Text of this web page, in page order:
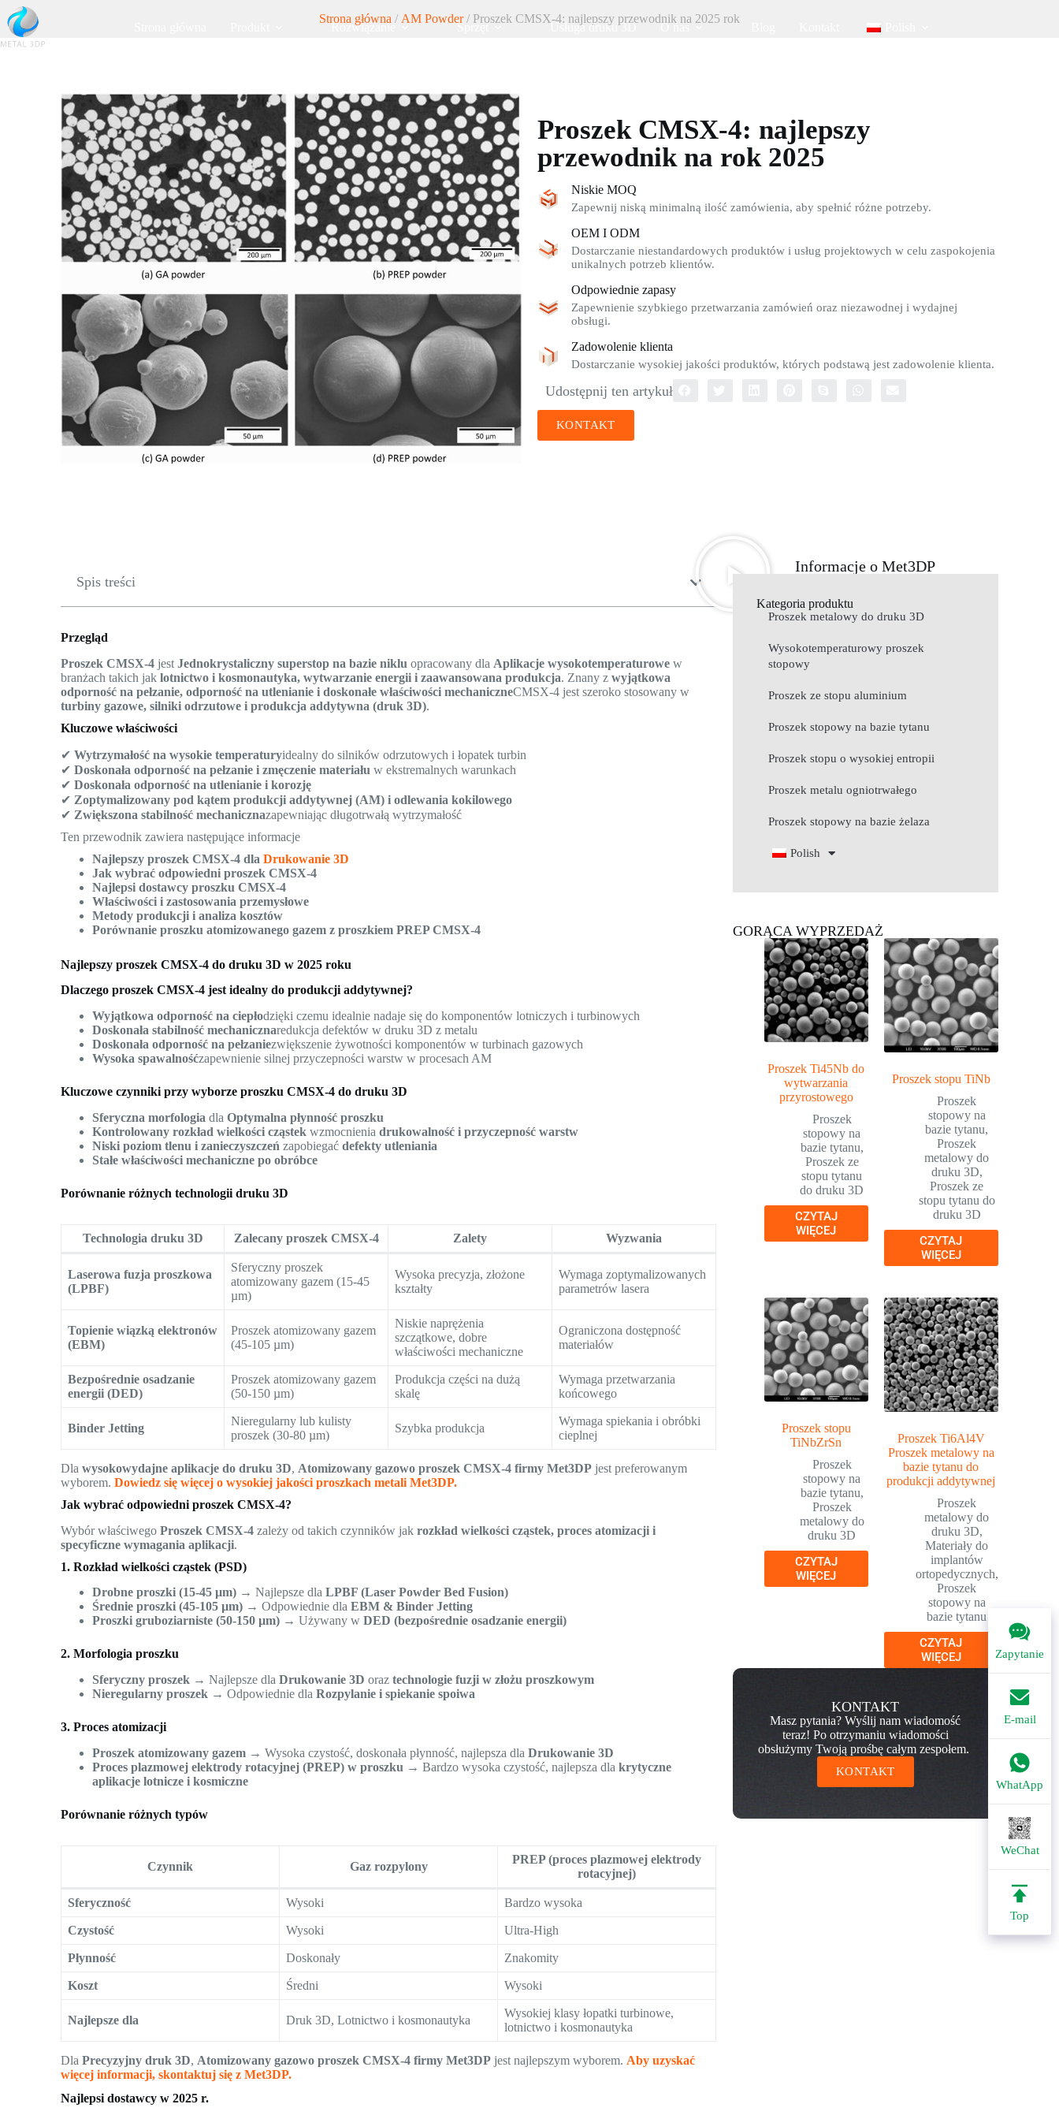
Rozwiązanie Sprzęt Usługa druku 3D O nas
Zapytanie
E-mail
WhatApp
WeChat
Top
Strona główna / AM Powder/ Proszek CMSX-4: najlepszy przewodnik na 2025 rok
Proszek CMSX-4: najlepszy
przewodnik na rok 2025
Niskie MOQ
Zapewnij niską minimalną ilość zamówienia, aby spełnić różne potrzeby.
OEM I ODM
Dostarczanie niestandardowych produktów i usług projektowych w celu zaspokojenia
unikalnych potrzeb klientów.
Odpowiednie zapasy
Zapewnienie szybkiego przetwarzania zamówień oraz niezawodnej i wydajnej
obsługi.
Zadowolenie klienta
Dostarczanie wysokiej jakości produktów, których podstawą jest zadowolenie klienta.
Udostępnij ten artykuł
KONTAKT
Spis treści
Przegląd
Proszek CMSX-4 jestJednokrystaliczny superstop na bazie niklu opracowany dla Aplikacje wysokotemperaturowe w
branżach takich jaklotnictwo i kosmonautyka, wytwarzanie energii i zaawansowana produkcja. Znany zwyjątkowa
odporność na pełzanie, odporność na utlenianie i doskonałe właściwości mechaniczneCMSX-4 jest szeroko stosowany w
turbiny gazowe, silniki odrzutowe i produkcja addytywna (druk 3D).
Kluczowe właściwości
✔Wytrzymałość na wysokie temperaturyidealny do silników odrzutowych i łopatek turbin
✔Doskonała odporność na pełzanie i zmęczenie materiału w ekstremalnych warunkach
✔Doskonała odporność na utlenianie i korozję
✔ Zoptymalizowany pod kątem produkcji addytywnej (AM) i odlewania kokilowego
✔ Zwiększona stabilność mechanicznazapewniając długotrwałą wytrzymałość
Ten przewodnik zawiera następujące informacje
Najlepszy proszek CMSX-4 dlaDrukowanie 3D
Jak wybrać odpowiedni proszek CMSX-4
Najlepsi dostawcy proszku CMSX-4
Właściwości i zastosowania przemysłowe
Metody produkcji i analiza kosztów
Porównanie proszku atomizowanego gazem z proszkiem PREP CMSX-4
Najlepszy proszek CMSX-4 do druku 3D w 2025 roku
Dlaczego proszek CMSX-4 jest idealny do produkcji addytywnej?
Wyjątkowa odporność na ciepłodzięki czemu idealnie nadaje się do komponentów lotniczych i turbinowych
Doskonała stabilność mechanicznaredukcja defektów w druku 3D z metalu
Doskonała odporność na pełzaniezwiększenie żywotności komponentów w turbinach gazowych
Wysoka spawalnośćzapewnienie silnej przyczepności warstw w procesach AM
Kluczowe czynniki przy wyborze proszku CMSX-4 do druku 3D
Sferyczna morfologia dlaOptymalna płynność proszku
Kontrolowany rozkład wielkości cząstek wzmocnieniadrukowalność i przyczepność warstw
Niski poziom tlenu i zanieczyszczeń zapobiegaćdefekty utleniania
Stałe właściwości mechaniczne po obróbce
Porównanie różnych technologii druku 3D
Technologia druku 3D Zalecany proszek CMSX-4 Zalety Wyzwania
Laserowa fuzja proszkowa
(LPBF)
Sferyczny proszek
atomizowany gazem (15-45
µm)
Wysoka precyzja, złożone
kształty
Wymaga zoptymalizowanych
parametrów lasera
Topienie wiązką elektronów
(EBM)
Proszek atomizowany gazem
(45-105 µm)
Niskie naprężenia
szczątkowe, dobre
właściwości mechaniczne
Ograniczona dostępność
materiałów
Bezpośrednie osadzanie
energii (DED)
Proszek atomizowany gazem
(50-150 µm)
Produkcja części na dużą
skalę
Wymaga przetwarzania
końcowego
Binder Jetting
Nieregularny lub kulisty
proszek (30-80 µm)
Szybka produkcja
Wymaga spiekania i obróbki
cieplnej
Dlawysokowydajne aplikacje do druku 3D, Atomizowany gazowo proszek CMSX-4 firmy Met3DP jest preferowanym
wyborem.Dowiedz się więcej o wysokiej jakości proszkach metali Met3DP.
Jak wybrać odpowiedni proszek CMSX-4?
Wybór właściwegoProszek CMSX-4 zależy od takich czynników jakrozkład wielkości cząstek, proces atomizacji i
specyficzne wymagania aplikacji.
1. Rozkład wielkości cząstek (PSD)
Drobne proszki (15-45 µm) → Najlepsze dlaLPBF (Laser Powder Bed Fusion)
Średnie proszki (45-105 µm) → Odpowiednie dlaEBM & Binder Jetting
Proszki gruboziarniste (50-150 µm) → Używany wDED (bezpośrednie osadzanie energii)
2. Morfologia proszku
Sferyczny proszek → Najlepsze dlaDrukowanie 3D oraztechnologie fuzji w złożu proszkowym
Nieregularny proszek → Odpowiednie dlaRozpylanie i spiekanie spoiwa
3. Proces atomizacji
Proszek atomizowany gazem → Wysoka czystość, doskonała płynność, najlepsza dlaDrukowanie 3D
Proces plazmowej elektrody rotacyjnej (PREP) w proszku → Bardzo wysoka czystość, najlepsza dlakrytyczne
aplikacje lotnicze i kosmiczne
Porównanie różnych typów
Czynnik Gaz rozpylony
PREP (proces plazmowej elektrody
rotacyjnej)
Sferyczność Wysoki Bardzo wysoka
Czystość Wysoki Ultra-High
Płynność Doskonały Znakomity
Koszt Średni Wysoki
Najlepsze dla Druk 3D, Lotnictwo i kosmonautyka
Wysokiej klasy łopatki turbinowe,
lotnictwo i kosmonautyka
DlaPrecyzyjny druk 3D, Atomizowany gazowo proszek CMSX-4 firmy Met3DP jest najlepszym wyborem. Aby uzyskać
więcej informacji, skontaktuj się z Met3DP.
Najlepsi dostawcy w 2025 r.
Informacje o Met3DP
Kategoria produktu
Proszek metalowy do druku 3D
Wysokotemperaturowy proszek
stopowy
Proszek ze stopu aluminium
Proszek stopowy na bazie tytanu
Proszek stopu o wysokiej entropii
Proszek metalu ogniotrwałego
Proszek stopowy na bazie żelaza
Polish
GORĄCA WYPRZEDAŻ
Proszek Ti45Nb do
wytwarzania
przyrostowego
Proszek
stopowy na
bazie tytanu,
Proszek ze
stopu tytanu
do druku 3D
CZYTAJ
WIĘCEJ
Proszek stopu TiNb
Proszek
stopowy na
bazie tytanu,
Proszek
metalowy do
druku 3D,
Proszek ze
stopu tytanu do
druku 3D
CZYTAJ
WIĘCEJ
Proszek stopu
TiNbZrSn
Proszek
stopowy na
bazie tytanu,
Proszek
metalowy do
druku 3D
CZYTAJ
WIĘCEJ
Proszek Ti6Al4V
Proszek metalowy na
bazie tytanu do
produkcji addytywnej
Proszek
metalowy do
druku 3D,
Materiały do
implantów
ortopedycznych,
Proszek
stopowy na
bazie tytanu
CZYTAJ
WIĘCEJ
KONTAKT
Masz pytania? Wyślij nam wiadomość
teraz! Po otrzymaniu wiadomości
obsłużymy Twoją prośbę całym zespołem.
KONTAKT